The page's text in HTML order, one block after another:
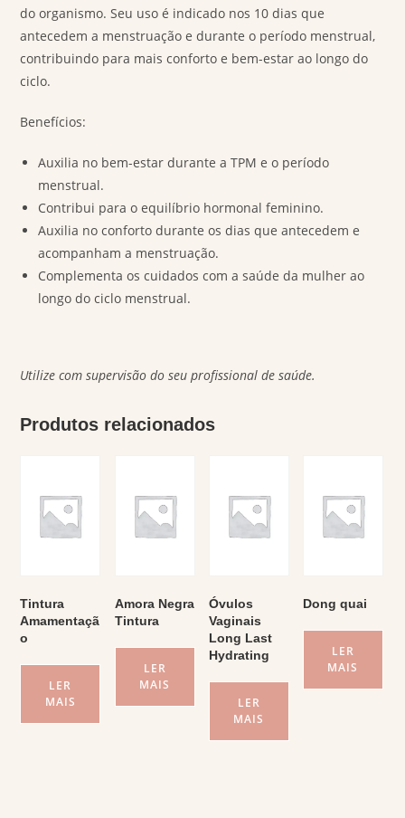
do organismo. Seu uso é indicado nos 10 dias que
antecedem a menstruação e durante o período menstrual,
contribuindo para mais conforto e bem-estar ao longo do
ciclo.
Benefícios:
Auxilia no bem-estar durante a TPM e o período
menstrual.
Contribui para o equilíbrio hormonal feminino.
Auxilia no conforto durante os dias que antecedem e
acompanham a menstruação.
Complementa os cuidados com a saúde da mulher ao
longo do ciclo menstrual.
Utilize com supervisão do seu profissional de saúde.
Produtos relacionados
Tintura
Amamentaçã
o
LER
MAIS
Amora Negra
Tintura
LER
MAIS
Óvulos
Vaginais
Long Last
Hydrating
LER
MAIS
Dong quai
LER
MAIS